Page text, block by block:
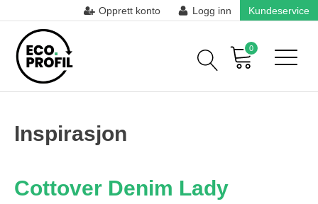
Opprett konto Logg inn Kundeservice
0
Inspirasjon
Cottover Denim Lady